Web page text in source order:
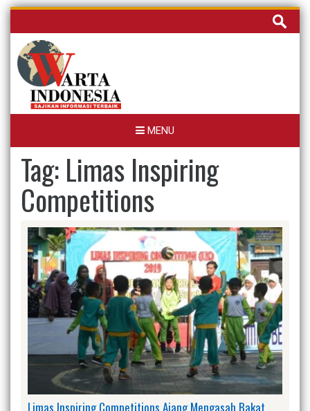
Skip
content
Cari
untuk:
MENU
Tag: Limas Inspiring
Competitions
Limas Inspiring Competitions Ajang Mengasah Bakat